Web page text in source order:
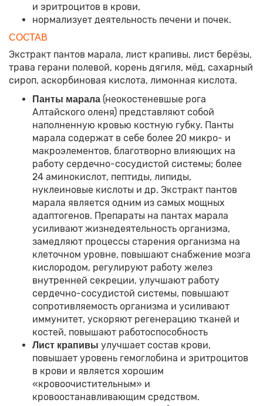
и эритроцитов в крови,
нормализует деятельность печени и почек.
СОСТАВ
Экстракт пантов марала, лист крапивы, лист берёзы,
трава герани полевой, корень дягиля, мёд, сахарный
сироп, аскорбиновая кислота, лимонная кислота.
Панты марала (неокостеневшые рога
Алтайского оленя) представляют собой
наполненную кровью костную губку. Панты
марала содержат в себе более 20 микро- и
макроэлементов, благотворно влияющих на
работу сердечно-сосудистой системы; более
24 аминокислот, пептиды, липиды,
нуклеиновые кислоты и др. Экстракт пантов
марала является одним из самых мощных
адаптогенов. Препараты на пантах марала
усиливают жизнедеятельность организма,
замедляют процессы старения организма на
клеточном уровне, повышают снабжение мозга
кислородом, регулируют работу желез
внутренней секреции, улучшают работу
сердечно-сосудистой системы, повышают
сопротивляемость организма и усиливают
иммунитет, ускоряют регенерацию тканей и
костей, повышают работоспособность
Лист крапивы улучшает состав крови,
повышает уровень гемоглобина и эритроцитов
в крови и является хорошим
«кровоочистительным» и
кровоостанавливающим средством.